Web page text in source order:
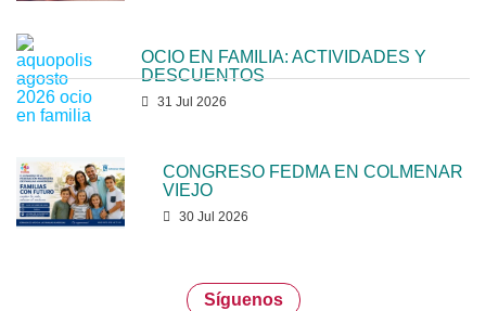
OCIO EN FAMILIA: ACTIVIDADES Y
DESCUENTOS
31 Jul 2026
CONGRESO FEDMA EN COLMENAR
VIEJO
30 Jul 2026
Síguenos